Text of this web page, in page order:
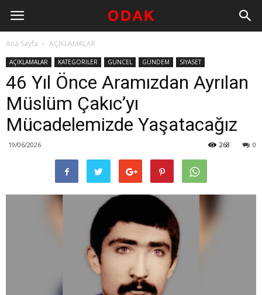
Ana Sayfa AÇIKLAMALAR
AÇIKLAMALAR KATEGORİLER GÜNCEL GÜNDEM SİYASET
46 Yıl Önce Aramızdan Ayrılan
Müslüm Çakıc’yı
Mücadelemizde Yaşatacağız
19/06/2026 0
268